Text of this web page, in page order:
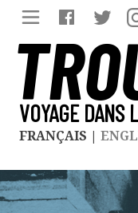
VOYAGE DANS
FRANÇAIS |